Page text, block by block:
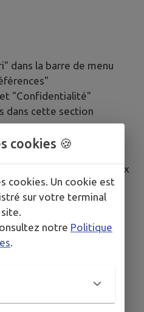
dans la barre de menu
"Confidentialité"
dans cette section
(trois points horizontaux
et autorisations de
de cookies
des
cookies 🍪
cookies. Un cookie est
sur votre terminal
notre Politique